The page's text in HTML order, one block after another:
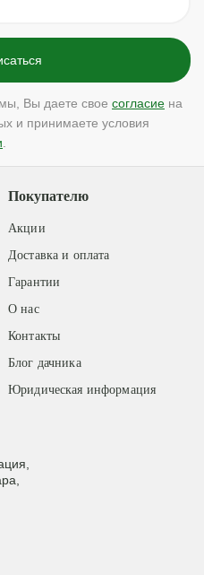
Вы даете свое согласие на
и принимаете условия
Покупателю
Акции
Доставка и оплата
Гарантии
О нас
Контакты
Блог дачника
Юридическая информация